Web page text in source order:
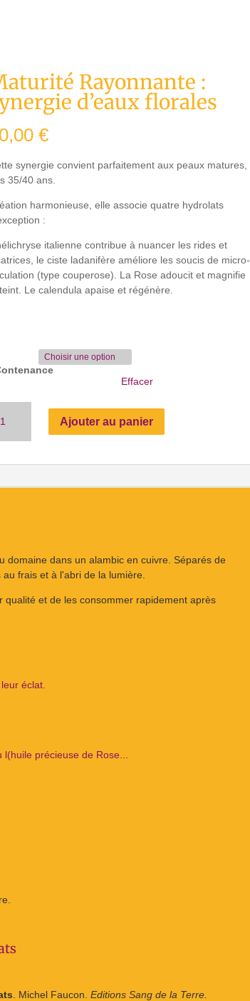
Rayonnante :
d’eaux florales
€
synergie convient parfaitement aux peaux matures,
35/40 ans.
harmonieuse, elle associe quatre hydrolats
:
italienne contribue à nuancer les rides et
le ciste ladanifère améliore les soucis de micro-
(type couperose). La Rose adoucit et magnifie
Le calendula apaise et régénère.
Effacer
Ajouter au panier
domaine dans un alambic en cuivre. Séparés de
frais et à l'abri de la lumière.
et de les consommer rapidement après
éclat.
précieuse de Rose...
. Michel Faucon.Editions Sang de la Terre.